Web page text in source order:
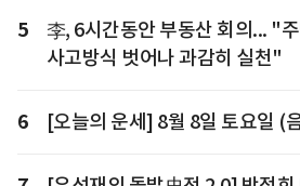
5
李, 6시간동안 부동산 회의... "
사고방식 벗어나 과감히 실천"
6 [오늘의 운세] 8월 8일 토요일 (